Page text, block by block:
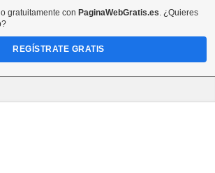
gratuitamente con PaginaWebGratis.es. ¿Quieres
REGÍSTRATE GRATIS